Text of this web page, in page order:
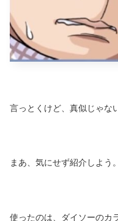
言っとくけど、真似じゃな
まあ、気にせず紹介しよう。
使ったのは、ダイソーのカ